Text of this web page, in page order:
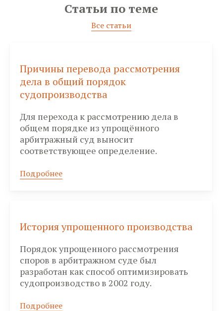
Статьи по теме
Все статьи
Причины перевода рассмотрения
дела в общий порядок
судопроизводства
Для перехода к рассмотрению дела в
общем порядке из упрощённого
арбитражный суд выносит
соответствующее определение.
Подробнее
История упрощенного производства
Порядок упрощенного рассмотрения
споров в арбитражном суде был
разработан как способ оптимизировать
судопроизводство в 2002 году.
Подробнее